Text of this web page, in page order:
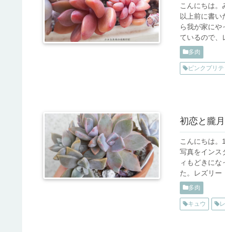
こんにちは。
以上前に書い
ら我が家にや
ているので、
多肉
ピンクプリテ
初恋と朧
こんにちは。
写真をインス
ィもどきに
た。レズリー
多肉
キュウ